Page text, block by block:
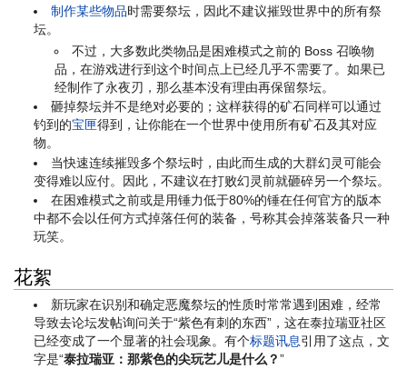
制作某些物品时需要祭坛，因此不建议摧毁世界中的所有祭
坛。
不过，大多数此类物品是困难模式之前的 Boss 召唤物
品，在游戏进行到这个时间点上已经几乎不需要了。如果已
经制作了永夜刃，那么基本没有理由再保留祭坛。
砸掉祭坛并不是绝对必要的；这样获得的矿石同样可以通过
钓到的宝匣得到，让你能在一个世界中使用所有矿石及其对应
物。
当快速连续摧毁多个祭坛时，由此而生成的大群幻灵可能会
变得难以应付。因此，不建议在打败幻灵前就砸碎另一个祭坛。
在困难模式之前或是用锤力低于80%的锤在任何官方的版本
中都不会以任何方式掉落任何的装备，号称其会掉落装备只一种
玩笑。
花絮
新玩家在识别和确定恶魔祭坛的性质时常常遇到困难，经常
导致去论坛发帖询问关于“紫色有刺的东西”，这在泰拉瑞亚社区
已经变成了一个显著的社会现象。有个标题讯息引用了这点，文
字是“泰拉瑞亚：那紫色的尖玩艺儿是什么？”